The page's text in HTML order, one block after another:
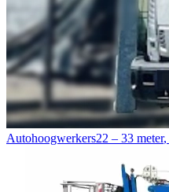
Autohoogwerkers22 – 33 meter,